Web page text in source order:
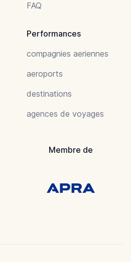
FAQ
Performances
compagnies aeriennes
aeroports
destinations
agences de voyages
Membre de